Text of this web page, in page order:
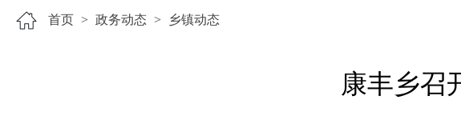
首页 > 政务动态 > 乡镇动态
康丰乡召